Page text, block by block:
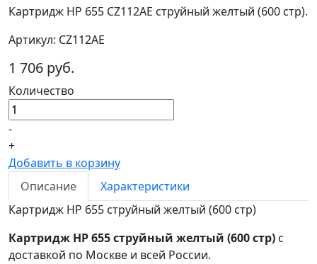
Картридж HP 655 CZ112AE струйный желтый (600 стр).
Артикул: CZ112AE
1 706 руб.
Количество
-
+
Добавить в корзину
Описание
Характеристики
Картридж HP 655 струйный желтый (600 стр)
Картридж HP 655 струйный желтый (600 стр) с
доставкой по Москве и всей России.